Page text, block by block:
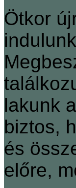
Ötkor
lakunk
biztos,
és
előre,